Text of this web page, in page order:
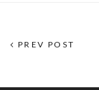
PREV POST